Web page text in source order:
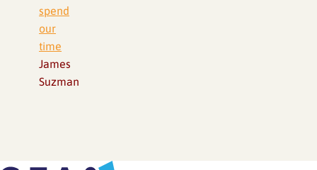
spend
our
time
James
Suzman